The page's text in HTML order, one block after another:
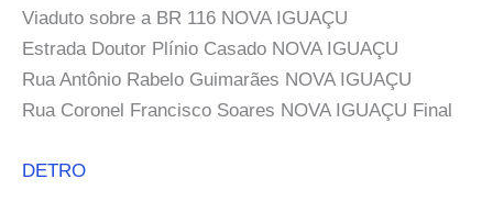
Viaduto sobre a BR 116 NOVA IGUAÇU
Estrada Doutor Plínio Casado NOVA IGUAÇU
Rua Antônio Rabelo Guimarães NOVA IGUAÇU
Rua Coronel Francisco Soares NOVA IGUAÇU Final
DETRO